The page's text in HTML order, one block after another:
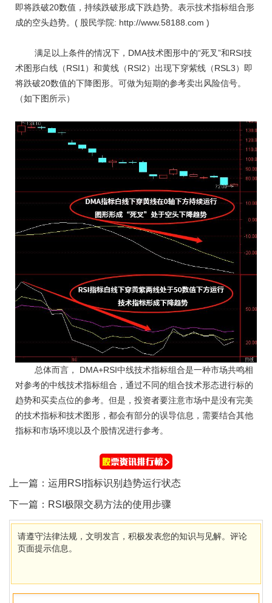
即将跌破20数值，持续跌破形成下跌趋势。表示技术指标组合形
成的空头趋势。( 股民学院: http://www.58188.com )
满足以上条件的情况下，DMA技术图形中的“死叉”和RSI技
术图形白线（RSI1）和黄线（RSI2）出现下穿紫线（RSL3）即
将跌破20数值的下降图形。可做为短期的参考卖出风险信号。
（如下图所示）
总体而言， DMA+RSI中线技术指标组合是一种市场共鸣相
对参考的中线技术指标组合，通过不同的组合技术形态进行标的
趋势和买卖点位的参考。但是，投资者要注意市场中是没有完美
的技术指标和技术图形，都会有部分的误导信息，需要结合其他
指标和市场环境以及个股情况进行参考。
上一篇： 运用RSI指标识别趋势运行状态
下一篇： RSI极限交易方法的使用步骤
请遵守法律法规，文明发言，积极发表您的知识与见解。评论
页面提示信息。